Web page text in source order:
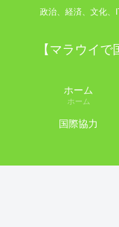
政治、経済、文化、
【マラウイ
ホーム
ホーム
国際協力